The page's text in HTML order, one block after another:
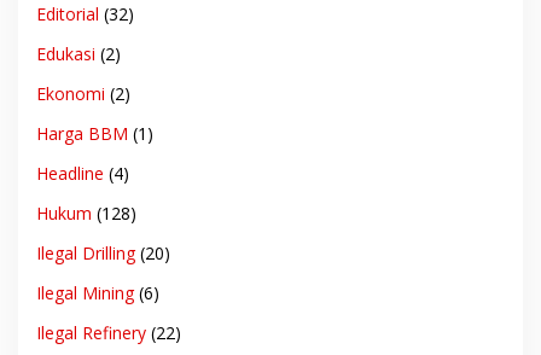
Editorial (32)
Edukasi (2)
Ekonomi (2)
Harga BBM (1)
Headline (4)
Hukum (128)
Ilegal Drilling(20)
Ilegal Mining(6)
Ilegal Refinery (22)